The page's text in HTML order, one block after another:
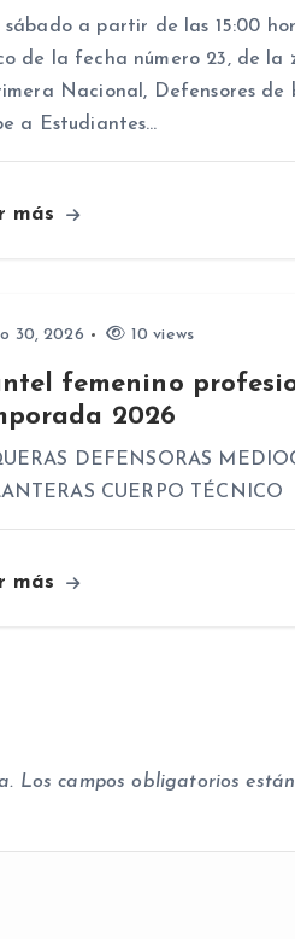
sábado a partir de las 15:00
de la fecha número 23, de la
Nacional, Defensores de
a Estudiantes…
más
30, 2026 10 views
femenino
2026
DEFENSORAS
CUERPO TÉCNICO
más
Los campos obligatorios